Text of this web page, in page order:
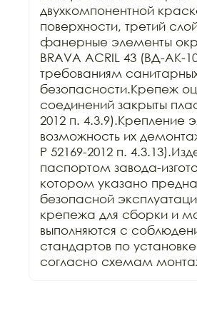
двухкомпонентной
поверхности, третий
фанерные элементы
BRAVA ACRIL 43 (ВД-АК-
требованиям
безопасности.Крепеж
соединений закрыты
2012 п. 4.3.9).Крепление
возможность их
Р 52169-2012 п.
паспортом завода-
котором указано
безопасной
крепежа для сборки и
выполняются с
стандартов по
согласно схемам